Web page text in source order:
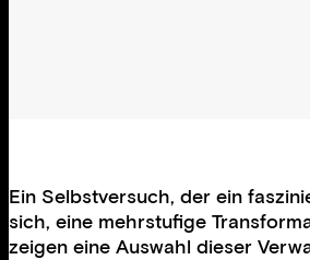
Ein Selbstversuch, der ein
sich, eine mehrstufige
zeigen eine Auswahl dieser